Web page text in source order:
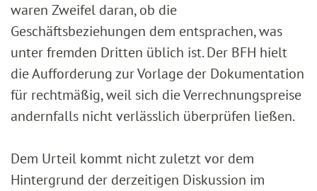
waren Zweifel daran, ob die
Geschäftsbeziehungen dem entsprachen, was
unter fremden Dritten üblich ist. Der BFH hielt
die Aufforderung zur Vorlage der Dokumentation
für rechtmäßig, weil sich die Verrechnungspreise
andernfalls nicht verlässlich überprüfen ließen.
Dem Urteil kommt nicht zuletzt vor dem
Hintergrund der derzeitigen Diskussion im